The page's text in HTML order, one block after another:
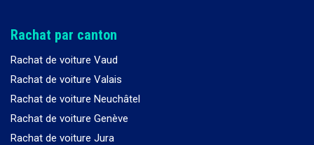
Rachat par canton
Rachat de voiture Vaud
Rachat de voiture Valais
Rachat de voiture Neuchâtel
Rachat de voiture Genève
Rachat de voiture Jura